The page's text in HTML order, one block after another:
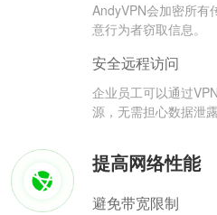
AndyVPN会加密所有
意行为者窃取信息。
安全远程访问
企业员工可以通过
源，无需担心数据泄露
提高网络性能
避免带宽限制